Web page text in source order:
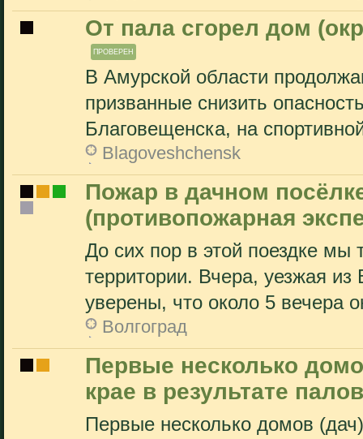
От пала сгорел дом
ПРОВЕРЕН
В Амурской области
призванные снизить
Благовещенска, на
Blagoveshchensk
Пожар в дачном
(противопожарная
До сих пор в этой поездке
территории. Вчера, уезжая
уверены, что около 5 вечера
Волгоград
Первые несколько
крае в результате
Первые несколько домов